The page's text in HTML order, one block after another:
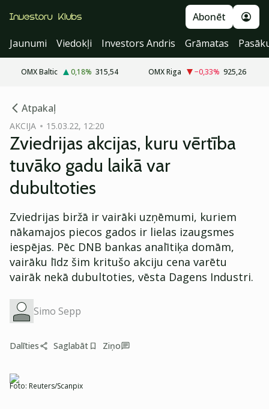
Abonēt
Jaunumi
Viedokļi Investors Andris Grāmatas
OMX Baltic 0,18% 315,54 OMX Riga −0,33% 925,26
Atpakaļ
AKCIJA 15.03.22, 12:20
Zviedrijas akcijas, kuru vērtība
tuvāko gadu laikā var
dubultoties
Zviedrijas biržā ir vairāki uzņēmumi, kuriem
nākamajos piecos gados ir lielas izaugsmes
iespējas. Pēc DNB bankas analītiķa domām,
vairāku līdz šim kritušo akciju cena varētu
vairāk nekā dubultoties, vēsta Dagens Industri.
Simo Sepp
Dalīties Saglabāt Ziņo
Foto: Reuters/Scanpix